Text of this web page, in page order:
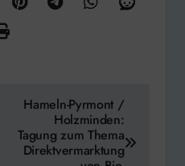
Hameln-Pyrmont /
Holzminden:
Tagung zum Thema
Direktvermarktung